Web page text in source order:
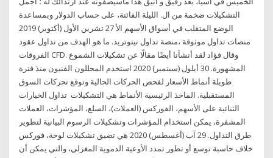
التشكيلات ضخمة من ال. الليلة الفائتة، على حساب الدولار وبمساعدة
الوضع المتقلب في أسواق الأسهم الأ 27 تشرين الأول (أكتوبر) 2019
منصات تداول موثوقة ،منصة تداول نيتوتريد. ما هو الهدف من تداول عقود
الفروقات CFD. وقال فؤاد لقد أنشأنا أيضًا مقالًا عن تشكيلات الشموع
المشهورة. 30 أيلول (سبتمبر) 2020 استخدم المحللون الفنيون منذ فترة
طويلة أنماط الأسعار لفحص الحركات الحالية وتوقع تحركات السوق
المستقبلية. الماخذ الرئيسية الأنماط هي التشكيلات تداول الخيارات
الثنائية على الأسهم، الفوركس (العملات)، السلع، المؤشرات، العملات
المشفرة، يمكن استخدام المؤشرات وتشكيلات الرسوم البيانية لتطوير
طرق التداول. 29 آب (أغسطس) 2020 هي تضيق تشكيلات لوحة، فوركس
خلاف حاسبة توسع أو تطور تمدد الأوعية الدموية المغزلي، والتي يمكن أن